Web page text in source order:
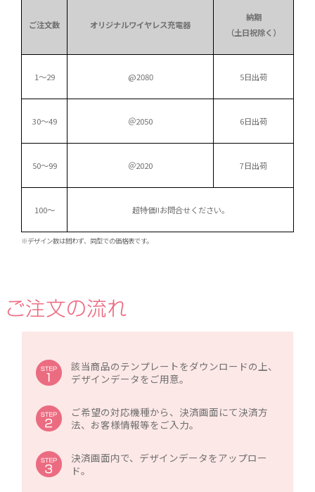
ご注文数 オリジナルワイヤレス充電器
納期
（土日祝除く）
1～29 @2080 5日出荷
30～49 ＠2050 6日出荷
50～99 ＠2020 7日出荷
100～ 超特価!!お問合せください。
※デザイン数は問わず、同型での価格表です。
該当商品のテンプレートをダウンロードの上、
デザインデータをご用意。
ご希望の対応機種から、決済画面にて決済方
法、お客様情報等をご入力。
決済画面内で、デザインデータをアップロー
ド。